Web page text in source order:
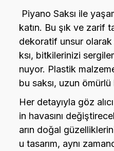
Piyano Saksı ile
katın. Bu şık ve zarif
dekoratif unsur olarak
ksı, bitkilerinizi
nuyor. Plastik
bu saksı, uzun ömürlü
Her detayıyla göz
in havasını
arın doğal
u tasarım, aynı